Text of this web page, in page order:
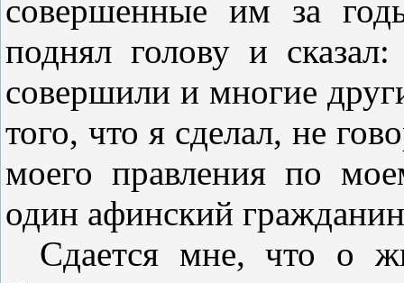
совершенные им за
поднял голову и
совершили и многие
того, что я сделал, не
моего правления по
один афинский
Сдается мне, что о